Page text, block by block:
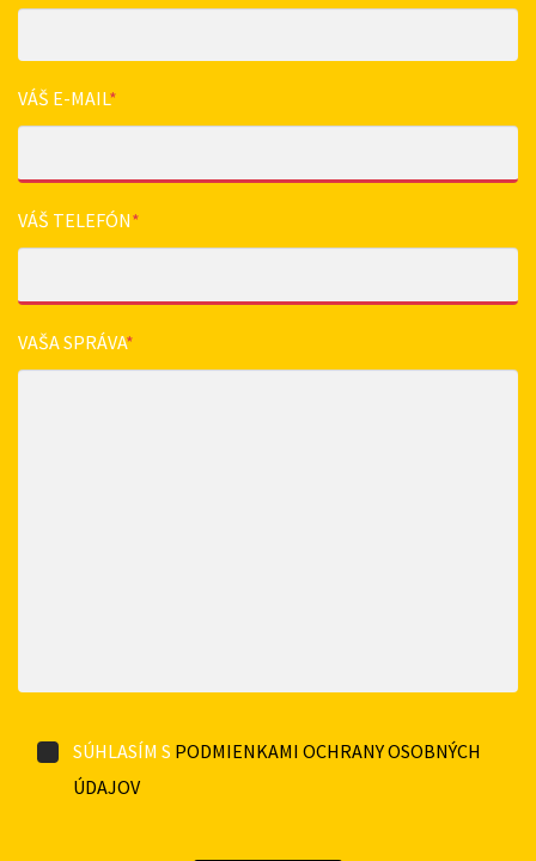
VÁŠ E-MAIL*
VÁŠ TELEFÓN*
VAŠA SPRÁVA*
SÚHLASÍM S PODMIENKAMI OCHRANY OSOBNÝCH
ÚDAJOV